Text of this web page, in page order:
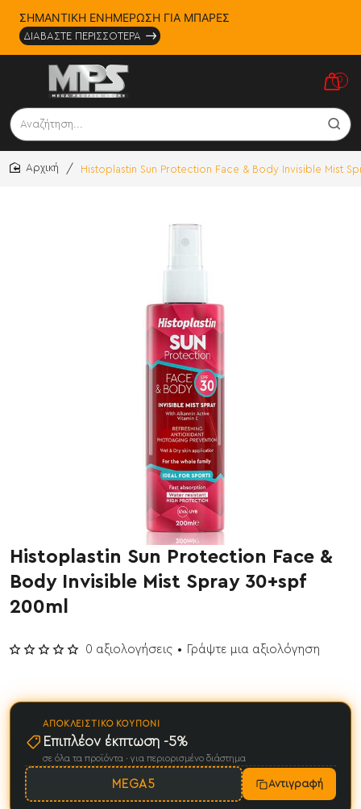
ΣΗΜΑΝΤΙΚΗ ΕΝΗΜΕΡΩΣΗ ΓΙΑ ΜΠΑΡΕΣ
ΔΙΑΒΑΣΤΕ ΠΕΡΙΣΣΟΤΕΡΑ
0
Αναζήτηση...
Histoplastin Sun Protection Face & Body Invisible Mist
Έχει εξαντληθεί
Histoplastin Sun Protection Face &
Body Invisible Mist Spray 30+spf
200ml
0 αξιολογήσεις • Γράψτε μια αξιολόγηση
ΑΠΟΚΛΕΙΣΤΙΚΌ ΚΟΥΠΌΝΙ
Επιπλέον έκπτωση -5%
σε όλα τα προϊόντα · για περιορισμένο διάστημα
MEGA5 Αντιγραφή